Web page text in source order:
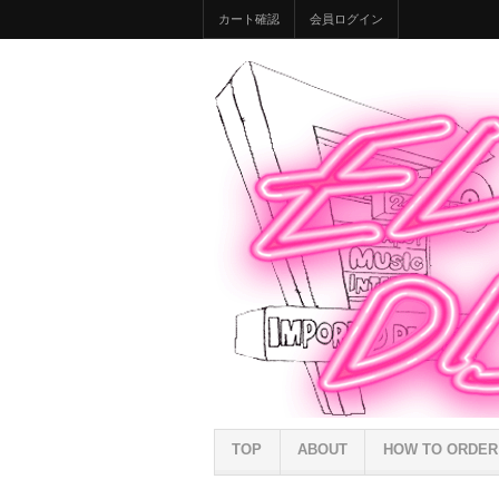
カート確認 会員ログイン
TOP ABOUT HOW TO ORDER